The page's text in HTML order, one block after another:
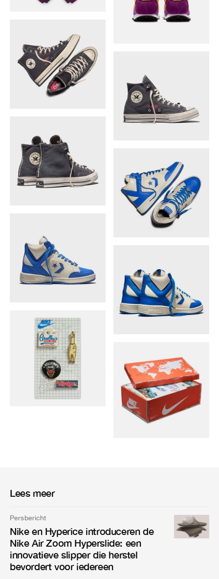
Lees meer
Persbericht
Nike en Hyperice introduceren de
Nike Air Zoom Hyperslide: een
innovatieve slipper die herstel
bevordert voor iedereen